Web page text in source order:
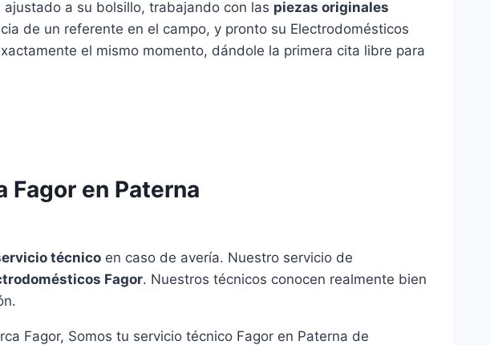
a su bolsillo, trabajando con las piezas originales
de un referente en el campo, y pronto su Electrodomésticos
el mismo momento, dándole la primera cita libre para
en Paterna
técnico en caso de avería. Nuestro servicio de
Fagor. Nuestros técnicos conocen realmente bien
Fagor, Somos tu servicio técnico Fagor en Paterna de